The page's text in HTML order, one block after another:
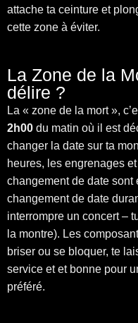
attache ta ceinture et
cette zone à éviter.
La Zone de la
délire ?
La « zone de la mort »,
2h00 du matin où il est
changer la date sur ta
heures, les engrenages
changement de date sont
changement de date
interrompre un concert –
la montre). Les
briser ou se bloquer, te
service et et bonne pour
préféré.